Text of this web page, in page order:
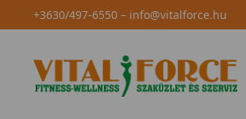
+3630/497-6550– info@vitalforce.hu